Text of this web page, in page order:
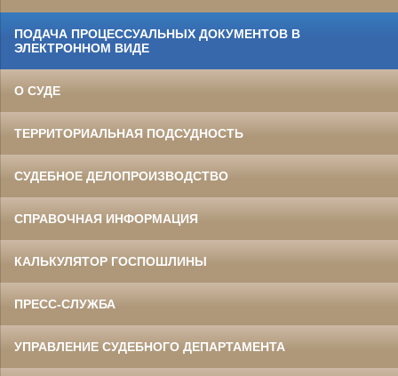
ПОДАЧА ПРОЦЕССУАЛЬНЫХ ДОКУМЕНТОВ В
ЭЛЕКТРОННОМ ВИДЕ
О СУДЕ
ТЕРРИТОРИАЛЬНАЯ ПОДСУДНОСТЬ
СУДЕБНОЕ ДЕЛОПРОИЗВОДСТВО
СПРАВОЧНАЯ ИНФОРМАЦИЯ
КАЛЬКУЛЯТОР ГОСПОШЛИНЫ
ПРЕСС-СЛУЖБА
УПРАВЛЕНИЕ СУДЕБНОГО ДЕПАРТАМЕНТА